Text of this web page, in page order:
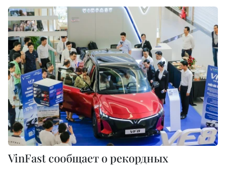
VinFast сообщает о рекордных